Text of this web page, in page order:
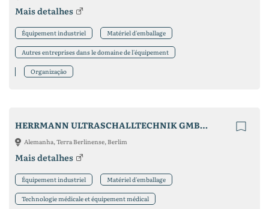
Mais detalhes
Équipement industriel Matériel d'emballage
Autres entreprises dans le domaine de l'équipement
Organização
HERRMANN ULTRASCHALLTECHNIK GMBH & CO. KG
Alemanha, Terra Berlinense, Berlim
Mais detalhes
Équipement industriel Matériel d'emballage
Technologie médicale et équipement médical